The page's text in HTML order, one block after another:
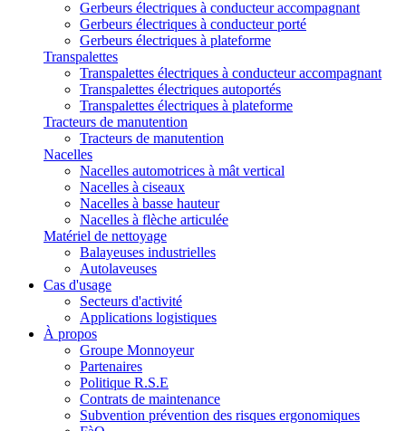
Gerbeurs électriques à conducteur accompagnant
Gerbeurs électriques à conducteur porté
Gerbeurs électriques à plateforme
Transpalettes
Transpalettes électriques à conducteur accompagnant
Transpalettes électriques autoportés
Transpalettes électriques à plateforme
Tracteurs de manutention
Tracteurs de manutention
Nacelles
Nacelles automotrices à mât vertical
Nacelles à ciseaux
Nacelles à basse hauteur
Nacelles à flèche articulée
Matériel de nettoyage
Balayeuses industrielles
Autolaveuses
Cas d'usage
Secteurs d'activité
Applications logistiques
À propos
Groupe Monnoyeur
Partenaires
Politique R.S.E
Contrats de maintenance
Subvention prévention des risques ergonomiques